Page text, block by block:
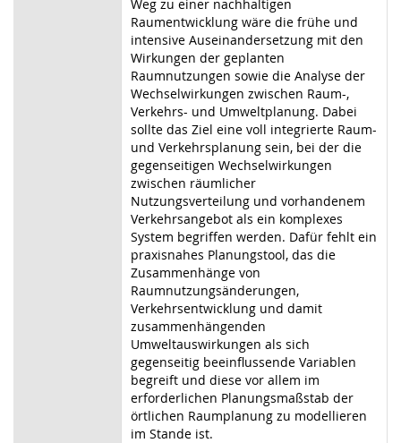
Weg zu einer nachhaltigen
Raumentwicklung wäre die frühe und
intensive Auseinandersetzung mit den
Wirkungen der geplanten
Raumnutzungen sowie die Analyse der
Wechselwirkungen zwischen Raum-,
Verkehrs- und Umweltplanung. Dabei
sollte das Ziel eine voll integrierte Raum-
und Verkehrsplanung sein, bei der die
gegenseitigen Wechselwirkungen
zwischen räumlicher
Nutzungsverteilung und vorhandenem
Verkehrsangebot als ein komplexes
System begriffen werden. Dafür fehlt ein
praxisnahes Planungstool, das die
Zusammenhänge von
Raumnutzungsänderungen,
Verkehrsentwicklung und damit
zusammenhängenden
Umweltauswirkungen als sich
gegenseitig beeinflussende Variablen
begreift und diese vor allem im
erforderlichen Planungsmaßstab der
örtlichen Raumplanung zu modellieren
im Stande ist.